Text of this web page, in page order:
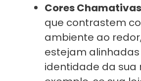
Cores
que contrastem
ambiente ao
estejam
identidade da sua